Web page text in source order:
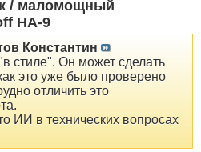
/ маломощный
HA-9
Константин
стиле". Он может сделать
это уже было проверено
отличить это
ИИ в технических вопросах